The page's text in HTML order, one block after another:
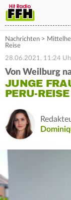
Nachrichten >
Reise
28.06.2021, 11:24
Von Weilburg
JUNGE
PERU-REISE